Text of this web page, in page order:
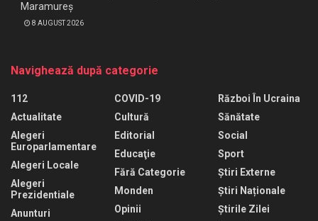
Maramureș
8 AUGUST 2026
Navighează după categorie
112
Actualitate
Alegeri
Europarlamentare
Alegeri Locale
Alegeri
Prezidentiale
Anunturi
COVID-19
Cultură
Editorial
Educaţie
Fără Categorie
Monden
Opinii
Război În Ucraina
Sănătate
Social
Sport
Știri Externe
Știri Naționale
Știrile Zilei